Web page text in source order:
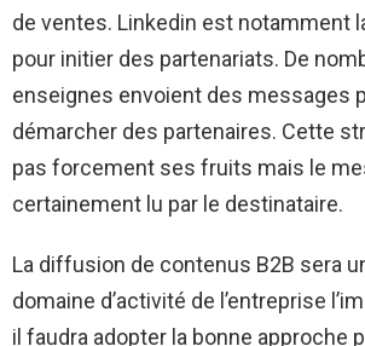
de ventes. Linkedin est notamment
pour initier des partenariats. De
enseignes envoient des messages
démarcher des partenaires. Cette
pas forcement ses fruits mais le
certainement lu par le destinataire.
La diffusion de contenus B2B sera
domaine d’activité de l’entreprise
il faudra adopter la bonne approche